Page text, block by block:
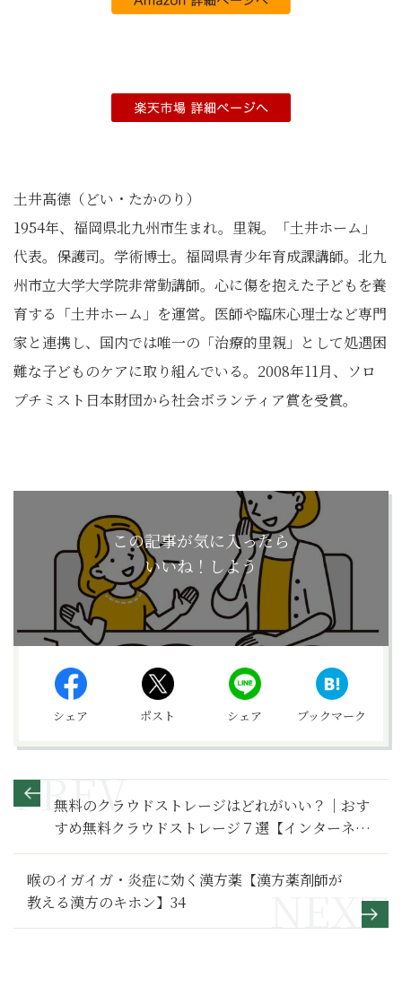
土井髙德（どい・たかのり）
1954年、福岡県北九州市生まれ。里親。「土井ホーム」
代表。保護司。学術博士。福岡県青少年育成課講師。北九
州市立大学大学院非常勤講師。心に傷を抱えた子どもを養
育する「土井ホーム」を運営。医師や臨床心理士など専門
家と連携し、国内では唯一の「治療的里親」として処遇困
難な子どものケアに取り組んでいる。2008年11月、ソロ
プチミスト日本財団から社会ボランティア賞を受賞。
この記事が気に入ったら
いいね！しよう
シェア ポスト シェア ブックマーク
無料のクラウドストレージはどれがいい？｜おす
すめ無料クラウドストレージ７選【インターネッ
ト基本のき】
喉のイガイガ・炎症に効く漢方薬【漢方薬剤師が
教える漢方のキホン】34